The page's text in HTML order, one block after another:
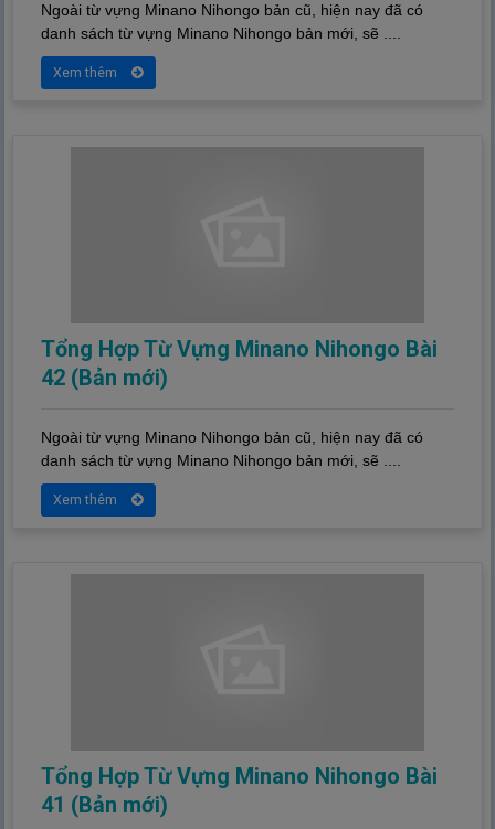
Ngoài từ vựng Minano Nihongo bản cũ, hiện nay đã có
danh sách từ vựng Minano Nihongo bản mới, sẽ ....
Xem thêm
Tổng Hợp Từ Vựng Minano Nihongo Bài
42 (Bản mới)
Ngoài từ vựng Minano Nihongo bản cũ, hiện nay đã có
danh sách từ vựng Minano Nihongo bản mới, sẽ ....
Xem thêm
Tổng Hợp Từ Vựng Minano Nihongo Bài
41 (Bản mới)